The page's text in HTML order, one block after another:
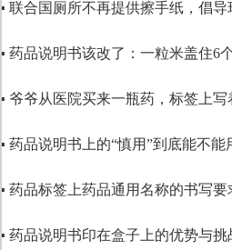
▪ 联合国厕所不再提供擦手纸，倡
▪ 药品说明书该改了：一粒米盖住6
▪ 爷爷从医院买来一瓶药，标签上写
▪ 药品说明书上的“慎用”到底能不能
▪ 药品标签上药品通用名称的书写要
▪ 药品说明书印在盒子上的优势与挑